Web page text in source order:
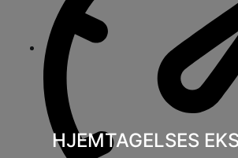
HJEMTAGELSES